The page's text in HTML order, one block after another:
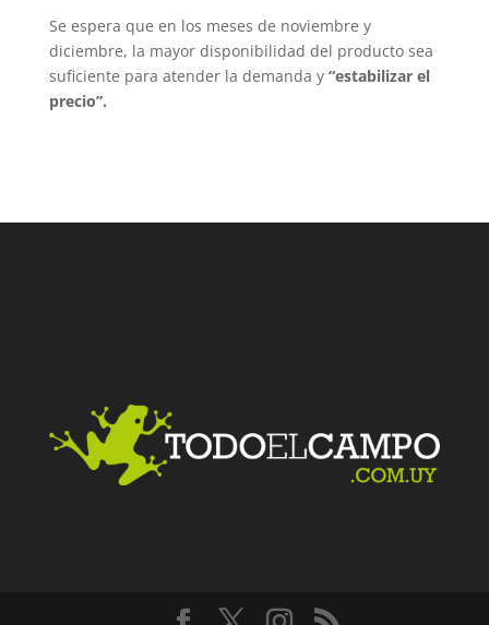
Se espera que en los meses de noviembre y
diciembre, la mayor disponibilidad del producto sea
suficiente para atender la demanda y “estabilizar el
precio”.